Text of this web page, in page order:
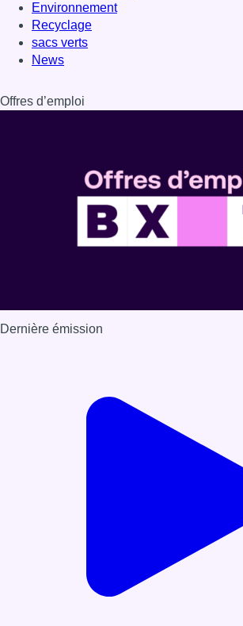
Environnement
Recyclage
sacs verts
News
Offres d’emploi
Dernière émission